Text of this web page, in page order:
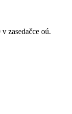
zasedačce oú.